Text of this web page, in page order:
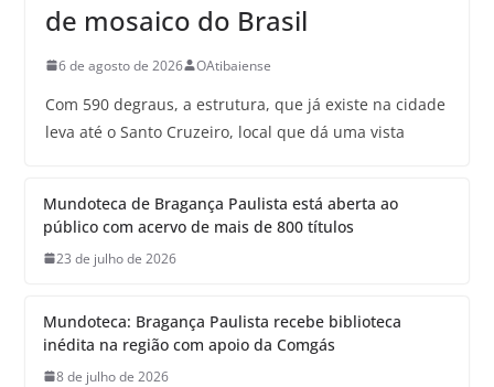
de mosaico do Brasil
6 de agosto de 2026 OAtibaiense
Com 590 degraus, a estrutura, que já existe na cidade
leva até o Santo Cruzeiro, local que dá uma vista
Mundoteca de Bragança Paulista está aberta ao
público com acervo de mais de 800 títulos
23 de julho de 2026
Mundoteca: Bragança Paulista recebe biblioteca
inédita na região com apoio da Comgás
8 de julho de 2026